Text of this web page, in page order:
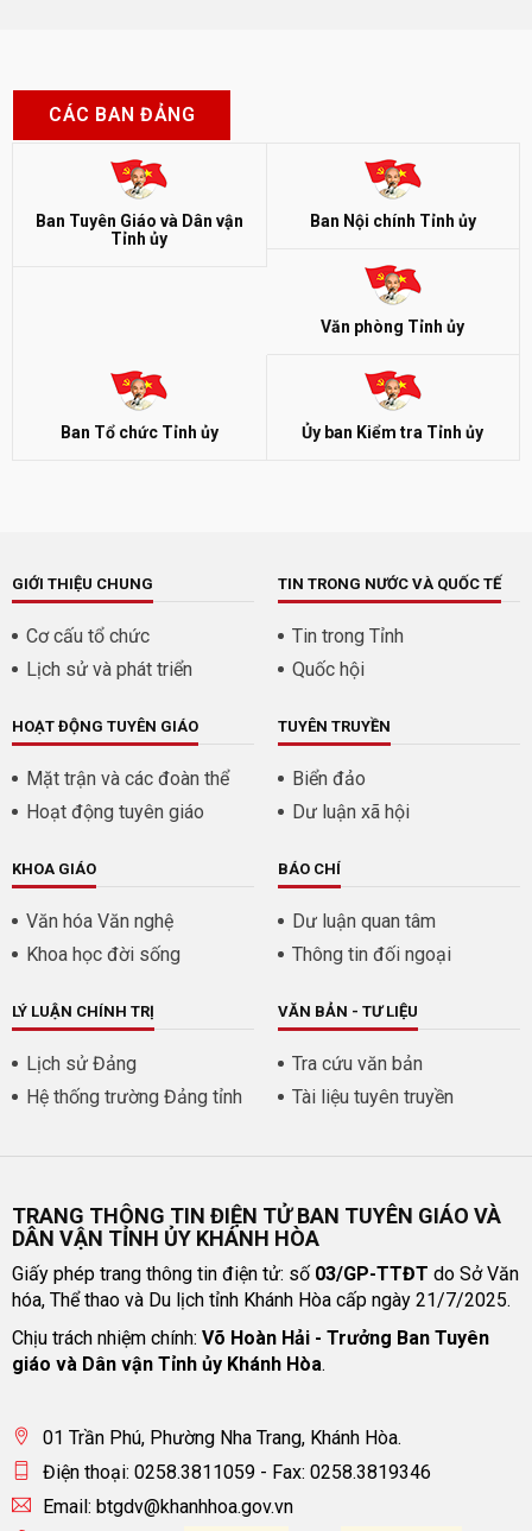
CÁC BAN ĐẢNG
Ban Tuyên Giáo và Dân vận
Tỉnh ủy
Ban Nội chính Tỉnh ủy
Văn phòng Tỉnh ủy
Ban Tổ chức Tỉnh ủy Ủy ban Kiểm tra Tỉnh ủy
GIỚI THIỆU CHUNG
Cơ cấu tổ chức
Lịch sử và phát triển
TIN TRONG NƯỚC VÀ QUỐC TẾ
Tin trong Tỉnh
Quốc hội
HOẠT ĐỘNG TUYÊN GIÁO
Mặt trận và các đoàn thể
Hoạt động tuyên giáo
TUYÊN TRUYỀN
Biển đảo
Dư luận xã hội
KHOA GIÁO
Văn hóa Văn nghệ
Khoa học đời sống
BÁO CHÍ
Dư luận quan tâm
Thông tin đối ngoại
LÝ LUẬN CHÍNH TRỊ
Lịch sử Đảng
Hệ thống trường Đảng tỉnh
VĂN BẢN - TƯ LIỆU
Tra cứu văn bản
Tài liệu tuyên truyền
TRANG THÔNG TIN ĐIỆN TỬ BAN TUYÊN GIÁO VÀ
DÂN VẬN TỈNH ỦY KHÁNH HÒA
Giấy phép trang thông tin điện tử: số 03/GP-TTĐT do Sở Văn
hóa, Thể thao và Du lịch tỉnh Khánh Hòa cấp ngày 21/7/2025.
Chịu trách nhiệm chính: Võ Hoàn Hải - Trưởng Ban Tuyên
giáo và Dân vận Tỉnh ủy Khánh Hòa.
01 Trần Phú, Phường Nha Trang, Khánh Hòa.
Điện thoại: 0258.3811059 - Fax: 0258.3819346
Email: btgdv@khanhhoa.gov.vn